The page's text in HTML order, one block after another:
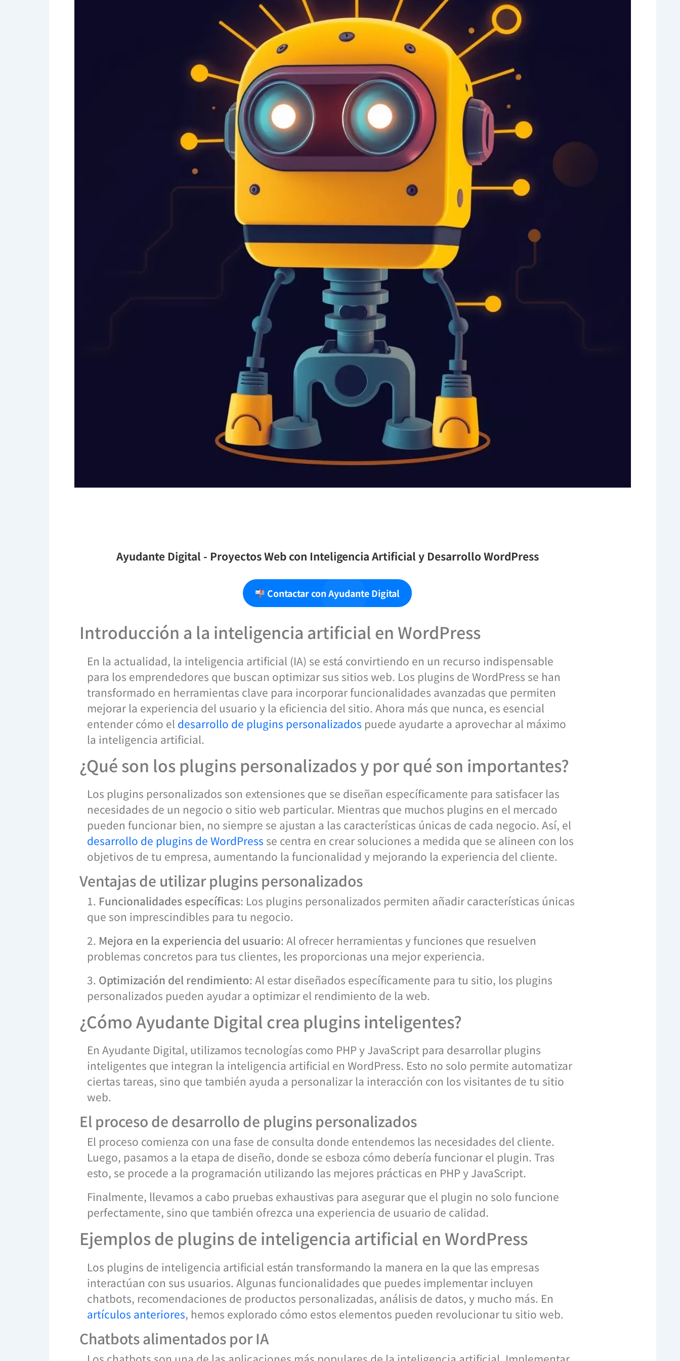
Ayudante Digital - Proyectos Web con Inteligencia Artificial y Desarrollo WordPress
Contactar con Ayudante Digital
Introducción a la inteligencia artificial en WordPress
En la actualidad, la inteligencia artificial (IA) se está convirtiendo en un recurso indispensable
para los emprendedores que buscan optimizar sus sitios web. Los plugins de WordPress se han
transformado en herramientas clave para incorporar funcionalidades avanzadas que permiten
mejorar la experiencia del usuario y la eficiencia del sitio. Ahora más que nunca, es esencial
entender cómo el desarrollo de plugins personalizados puede ayudarte a aprovechar al máximo
la inteligencia artificial.
¿Qué son los plugins personalizados y por qué son importantes?
Los plugins personalizados son extensiones que se diseñan específicamente para satisfacer las
necesidades de un negocio o sitio web particular. Mientras que muchos plugins en el mercado
pueden funcionar bien, no siempre se ajustan a las características únicas de cada negocio. Así, el
desarrollo de plugins de WordPress se centra en crear soluciones a medida que se alineen con los
objetivos de tu empresa, aumentando la funcionalidad y mejorando la experiencia del cliente.
Ventajas de utilizar plugins personalizados
1. Funcionalidades específicas: Los plugins personalizados permiten añadir características únicas
que son imprescindibles para tu negocio.
2. Mejora en la experiencia del usuario: Al ofrecer herramientas y funciones que resuelven
problemas concretos para tus clientes, les proporcionas una mejor experiencia.
3. Optimización del rendimiento: Al estar diseñados específicamente para tu sitio, los plugins
personalizados pueden ayudar a optimizar el rendimiento de la web.
¿Cómo Ayudante Digital crea plugins inteligentes?
En Ayudante Digital, utilizamos tecnologías como PHP y JavaScript para desarrollar plugins
inteligentes que integran la inteligencia artificial en WordPress. Esto no solo permite automatizar
ciertas tareas, sino que también ayuda a personalizar la interacción con los visitantes de tu sitio
web.
El proceso de desarrollo de plugins personalizados
El proceso comienza con una fase de consulta donde entendemos las necesidades del cliente.
Luego, pasamos a la etapa de diseño, donde se esboza cómo debería funcionar el plugin. Tras
esto, se procede a la programación utilizando las mejores prácticas en PHP y JavaScript.
Finalmente, llevamos a cabo pruebas exhaustivas para asegurar que el plugin no solo funcione
perfectamente, sino que también ofrezca una experiencia de usuario de calidad.
Ejemplos de plugins de inteligencia artificial en WordPress
Los plugins de inteligencia artificial están transformando la manera en la que las empresas
interactúan con sus usuarios. Algunas funcionalidades que puedes implementar incluyen
chatbots, recomendaciones de productos personalizadas, análisis de datos, y mucho más. En
artículos anteriores, hemos explorado cómo estos elementos pueden revolucionar tu sitio web.
Chatbots alimentados por IA